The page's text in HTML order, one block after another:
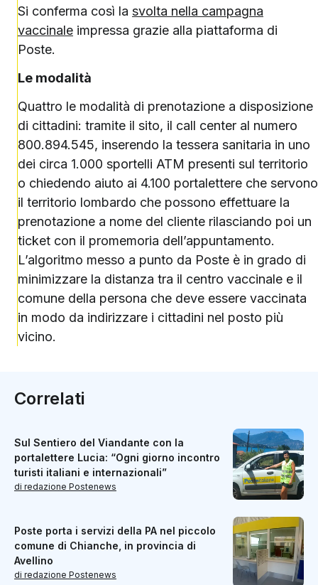
Si conferma così la svolta nella campagna
vaccinale impressa grazie alla piattaforma di
Poste.
Le modalità
Quattro le modalità di prenotazione a disposizione
di cittadini: tramite il sito, il call center al numero
800.894.545, inserendo la tessera sanitaria in uno
dei circa 1.000 sportelli ATM presenti sul territorio
o chiedendo aiuto ai 4.100 portalettere che servono
il territorio lombardo che possono effettuare la
prenotazione a nome del cliente rilasciando poi un
ticket con il promemoria dell’appuntamento.
L’algoritmo messo a punto da Poste è in grado di
minimizzare la distanza tra il centro vaccinale e il
comune della persona che deve essere vaccinata
in modo da indirizzare i cittadini nel posto più
vicino.
Correlati
Sul Sentiero del Viandante con la
portalettere Lucia: “Ogni giorno incontro
turisti italiani e internazionali”
di redazione Postenews
Poste porta i servizi della PA nel piccolo
comune di Chianche, in provincia di
Avellino
di redazione Postenews